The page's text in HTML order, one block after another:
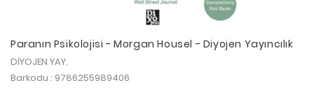
Paranın Psikolojisi - Morgan Housel - Diyojen Yayıncılık
DİYOJEN YAY.
Barkodu : 9786255989406